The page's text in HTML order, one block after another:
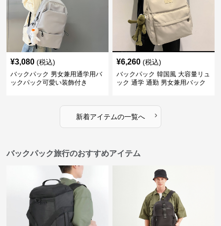
¥3,080 (税込)
バックパック 男女兼用通学用バ
ックパック可愛い装飾付き
¥6,260 (税込)
バックパック 韓国風 大容量リュ
ック 通学 通勤 男女兼用バック
新着アイテムの一覧へ ›
バックパック旅行のおすすめアイテム